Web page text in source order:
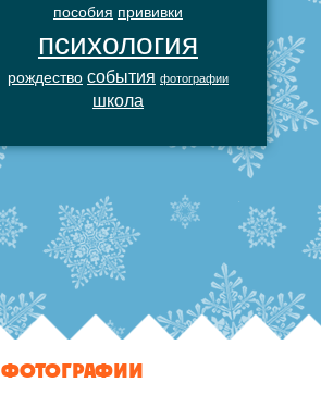
пособия прививки
психология
рождество события фотографии
школа
ФОТОГРАФИИ